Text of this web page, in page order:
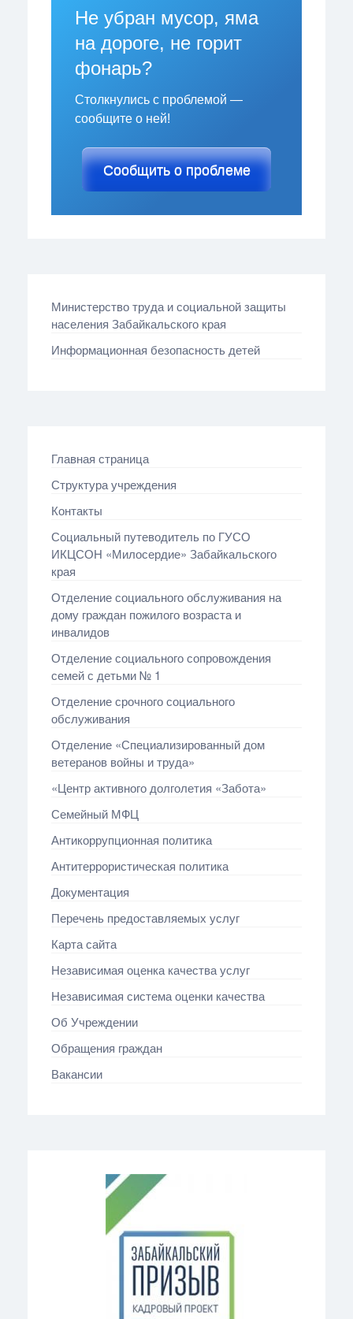
Не убран мусор, яма
на дороге, не горит
фонарь?
Столкнулись с проблемой —
сообщите о ней!
Сообщить о проблеме
Министерство труда и социальной защиты
населения Забайкальского края
Информационная безопасность детей
Главная страница
Структура учреждения
Контакты
Социальный путеводитель по ГУСО
ИКЦСОН «Милосердие» Забайкальского
края
Отделение социального обслуживания на
дому граждан пожилого возраста и
инвалидов
Отделение социального сопровождения
семей с детьми № 1
Отделение срочного социального
обслуживания
Отделение «Специализированный дом
ветеранов войны и труда»
«Центр активного долголетия «Забота»
Семейный МФЦ
Антикоррупционная политика
Антитеррористическая политика
Документация
Перечень предоставляемых услуг
Карта сайта
Независимая оценка качества услуг
Независимая система оценки качества
Об Учреждении
Обращения граждан
Вакансии